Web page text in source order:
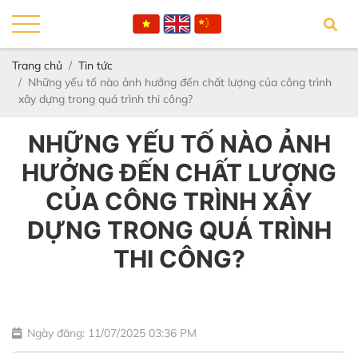
Trang chủ
Tin tức
Những yếu tố nào ảnh hưởng đến chất lượng của công trình
xây dựng trong quá trình thi công?
NHỮNG YẾU TỐ NÀO ẢNH
HƯỞNG ĐẾN CHẤT LƯỢNG
CỦA CÔNG TRÌNH XÂY
DỰNG TRONG QUÁ TRÌNH
THI CÔNG?
Ngày đăng: 11/07/2025 03:36 PM